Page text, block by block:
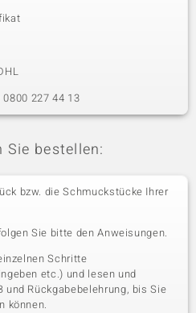
227 44 13
Sie bestellen:
bzw. die Schmuckstücke Ihrer
Sie bitte den Anweisungen.
Schritte
etc.) und lesen und
und Rückgabebelehrung, bis Sie
können.